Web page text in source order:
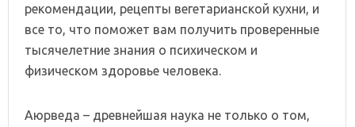
рекомендации, рецепты вегетарианской кухни, и
все то, что поможет вам получить проверенные
тысячелетние знания о психическом и
физическом здоровье человека.
Аюрведа – древнейшая наука не только о том,